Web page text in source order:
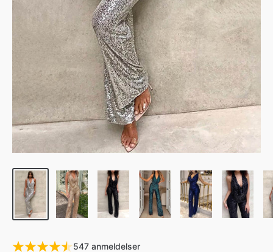
547 anmeldelser